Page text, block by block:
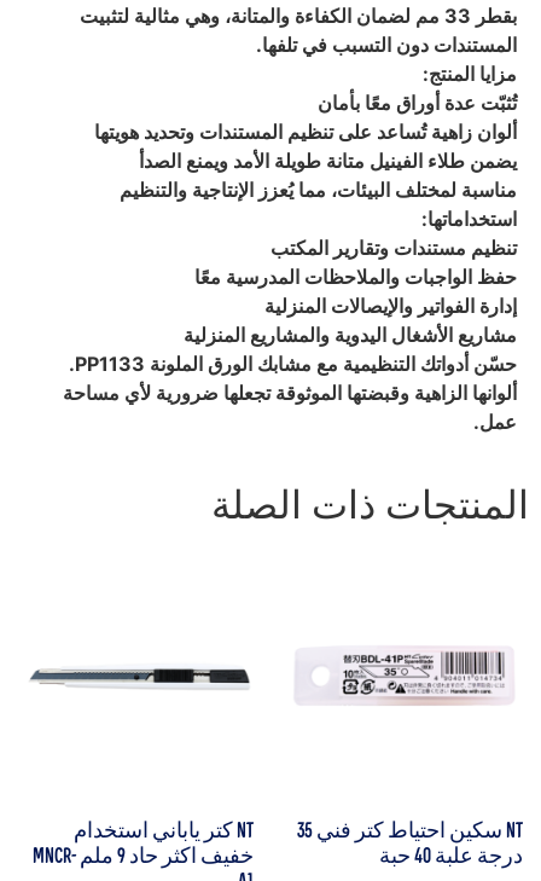
بقطر 33 مم لضمان الكفاءة والمتانة، وهي مثالية لتثبيت
المستندات دون التسبب في تلفها.
مزايا المنتج:
تُثبّت عدة أوراق معًا بأمان
ألوان زاهية تُساعد على تنظيم المستندات وتحديد هويتها
يضمن طلاء الفينيل متانة طويلة الأمد ويمنع الصدأ
مناسبة لمختلف البيئات، مما يُعزز الإنتاجية والتنظيم
استخداماتها:
تنظيم مستندات وتقارير المكتب
حفظ الواجبات والملاحظات المدرسية معًا
إدارة الفواتير والإيصالات المنزلية
مشاريع الأشغال اليدوية والمشاريع المنزلية
حسّن أدواتك التنظيمية مع مشابك الورق الملونة PP1133.
ألوانها الزاهية وقبضتها الموثوقة تجعلها ضرورية لأي مساحة
عمل.
المنتجات ذات الصلة
NT سكين احتياط كتر فني 35
درجة علبة 40 حبة
NT كتر ياباني استخدام
خفيف اكثر حاد 9 ملم MNCR-